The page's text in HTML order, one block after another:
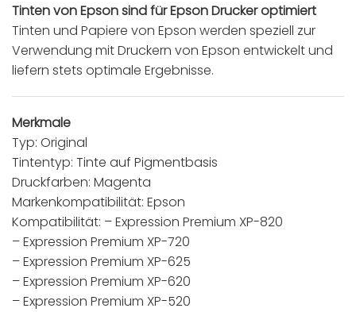
Tinten von Epson sind für Epson Drucker optimiert
Tinten und Papiere von Epson werden speziell zur
Verwendung mit Druckern von Epson entwickelt und
liefern stets optimale Ergebnisse.
Merkmale
Typ: Original
Tintentyp: Tinte auf Pigmentbasis
Druckfarben: Magenta
Markenkompatibilität: Epson
Kompatibilität: – Expression Premium XP-820
– Expression Premium XP-720
– Expression Premium XP-625
– Expression Premium XP-620
– Expression Premium XP-520